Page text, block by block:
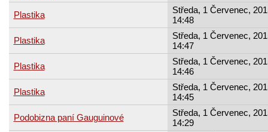
Plastika
Středa, 1 Červenec,
14:48
Plastika
Středa, 1 Červenec,
14:47
Plastika
Středa, 1 Červenec,
14:46
Plastika
Středa, 1 Červenec,
14:45
Podobizna paní Gauguinové
Středa, 1 Červenec,
14:29